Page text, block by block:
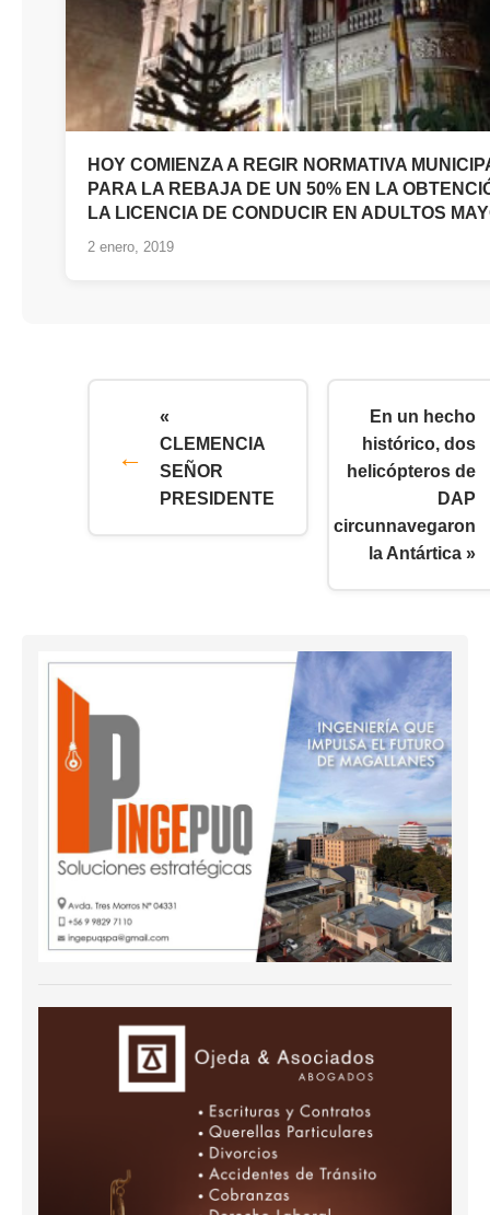
HOY COMIENZA A REGIR NORMATIVA
PARA LA REBAJA DE UN 50% EN LA
LA LICENCIA DE CONDUCIR EN ADULTOS
2 enero, 2019
«
CLEMENCIA
SEÑOR
PRESIDENTE
En un hecho
histórico, dos
helicópteros de
DAP
circunnavegaron
la Antártica »